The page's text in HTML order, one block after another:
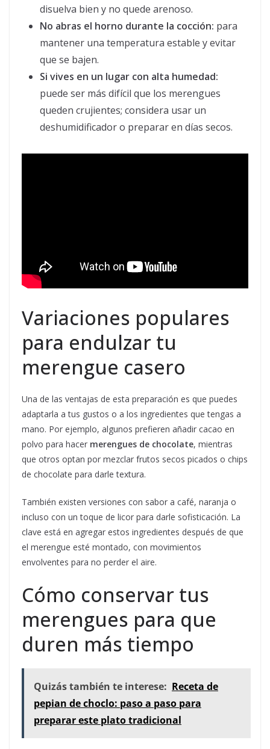
disuelva bien y no quede arenoso.
No abras el horno durante la cocción: para
mantener una temperatura estable y evitar
que se bajen.
Si vives en un lugar con alta humedad:
puede ser más difícil que los merengues
queden crujientes; considera usar un
deshumidificador o preparar en días secos.
Variaciones populares
para endulzar tu
merengue casero
Una de las ventajas de esta preparación es que puedes
adaptarla a tus gustos o a los ingredientes que tengas a
mano. Por ejemplo, algunos prefieren añadir cacao en
polvo para hacer merengues de chocolate, mientras
que otros optan por mezclar frutos secos picados o chips
de chocolate para darle textura.
También existen versiones con sabor a café, naranja o
incluso con un toque de licor para darle sofisticación. La
clave está en agregar estos ingredientes después de que
el merengue esté montado, con movimientos
envolventes para no perder el aire.
Cómo conservar tus
merengues para que
duren más tiempo
Quizás también te interese: Receta de
pepian de choclo: paso a paso para
preparar este plato tradicional